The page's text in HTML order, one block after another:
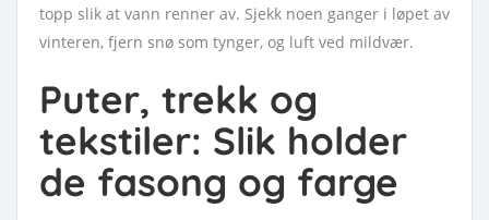
topp slik at vann renner av. Sjekk noen ganger i løpet av
vinteren, fjern snø som tynger, og luft ved mildvær.
Puter, trekk og
tekstiler: Slik holder
de fasong og farge